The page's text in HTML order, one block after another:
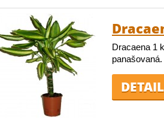
Dracaena 1
DETAIL